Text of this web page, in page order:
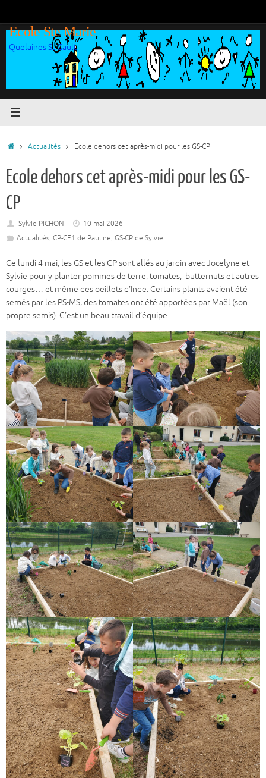
contenu
Ecole Ste Marie
Quelaines St Gault
Accueil
Actualités Ecole dehors cet après-midi pour les GS-CP
Ecole dehors cet après-midi pour les GS-
CP
Sylvie PICHON
10 mai 2026
Actualités, CP-CE1 de Pauline, GS-CP de Sylvie
Ce lundi 4 mai, les GS et les CP sont allés au jardin avec Jocelyne et
Sylvie pour y planter pommes de terre, tomates, butternuts et autres
courges… et même des oeillets d’Inde. Certains plants avaient été
semés par les PS-MS, des tomates ont été apportées par Maël (son
propre semis). C’est un beau travail d’équipe.